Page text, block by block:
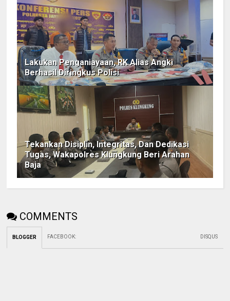
Lakukan Penganiayaan, RK Alias Angki
Berhasil Diringkus Polisi
Tekankan Disiplin, Integritas, Dan Dedikasi
Tugas, Wakapolres Klungkung Beri Arahan
Baja
COMMENTS
BLOGGER FACEBOOK: DISQUS